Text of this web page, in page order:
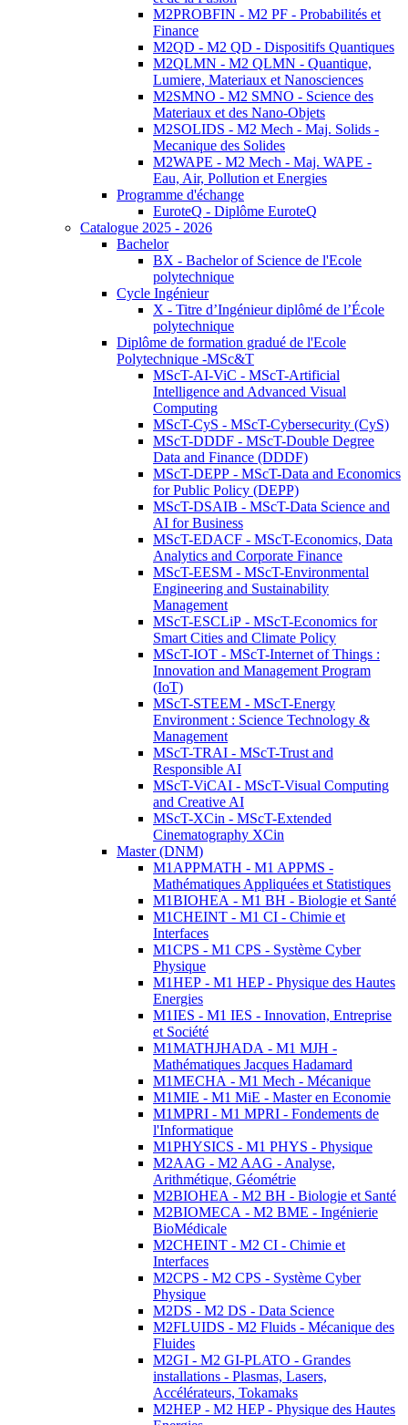
M2PROBFIN - M2 PF - Probabilités et
Finance
M2QD - M2 QD - Dispositifs Quantiques
M2QLMN - M2 QLMN - Quantique,
Lumiere, Materiaux et Nanosciences
M2SMNO - M2 SMNO - Science des
Materiaux et des Nano-Objets
M2SOLIDS - M2 Mech - Maj. Solids -
Mecanique des Solides
M2WAPE - M2 Mech - Maj. WAPE -
Eau, Air, Pollution et Energies
Programme d'échange
EuroteQ - Diplôme EuroteQ
Catalogue 2025 - 2026
Bachelor
BX - Bachelor of Science de l'Ecole
polytechnique
Cycle Ingénieur
X - Titre d’Ingénieur diplômé de l’École
polytechnique
Diplôme de formation gradué de l'Ecole
Polytechnique -MSc&T
MScT-AI-ViC - MScT-Artificial
Intelligence and Advanced Visual
Computing
MScT-CyS - MScT-Cybersecurity (CyS)
MScT-DDDF - MScT-Double Degree
Data and Finance (DDDF)
MScT-DEPP - MScT-Data and Economics
for Public Policy (DEPP)
MScT-DSAIB - MScT-Data Science and
AI for Business
MScT-EDACF - MScT-Economics, Data
Analytics and Corporate Finance
MScT-EESM - MScT-Environmental
Engineering and Sustainability
Management
MScT-ESCLiP - MScT-Economics for
Smart Cities and Climate Policy
MScT-IOT - MScT-Internet of Things :
Innovation and Management Program
(IoT)
MScT-STEEM - MScT-Energy
Environment : Science Technology &
Management
MScT-TRAI - MScT-Trust and
Responsible AI
MScT-ViCAI - MScT-Visual Computing
and Creative AI
MScT-XCin - MScT-Extended
Cinematography XCin
Master (DNM)
M1APPMATH - M1 APPMS -
Mathématiques Appliquées et Statistiques
M1BIOHEA - M1 BH - Biologie et Santé
M1CHEINT - M1 CI - Chimie et
Interfaces
M1CPS - M1 CPS - Système Cyber
Physique
M1HEP - M1 HEP - Physique des Hautes
Energies
M1IES - M1 IES - Innovation, Entreprise
et Société
M1MATHJHADA - M1 MJH -
Mathématiques Jacques Hadamard
M1MECHA - M1 Mech - Mécanique
M1MIE - M1 MiE - Master en Economie
M1MPRI - M1 MPRI - Fondements de
l'Informatique
M1PHYSICS - M1 PHYS - Physique
M2AAG - M2 AAG - Analyse,
Arithmétique, Géométrie
M2BIOHEA - M2 BH - Biologie et Santé
M2BIOMECA - M2 BME - Ingénierie
BioMédicale
M2CHEINT - M2 CI - Chimie et
Interfaces
M2CPS - M2 CPS - Système Cyber
Physique
M2DS - M2 DS - Data Science
M2FLUIDS - M2 Fluids - Mécanique des
Fluides
M2GI - M2 GI-PLATO - Grandes
installations - Plasmas, Lasers,
Accélérateurs, Tokamaks
M2HEP - M2 HEP - Physique des Hautes